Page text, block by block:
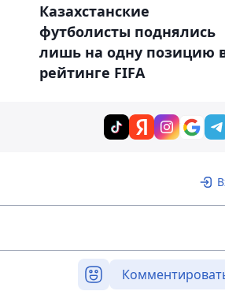
Казахстанские
футболисты поднялись
лишь на одну позицию
рейтинге FIFA